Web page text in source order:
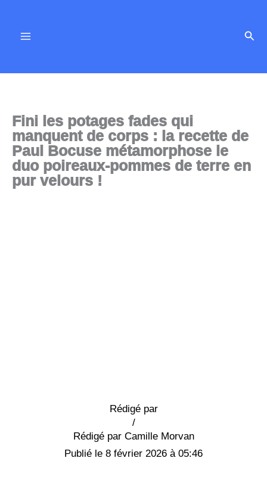
contenu
Fini les potages fades qui
manquent de corps : la recette de
Paul Bocuse métamorphose le
duo poireaux-pommes de terre en
pur velours !
Rédigé par
Camille Morvan
/
8 février 2026 à 05:46